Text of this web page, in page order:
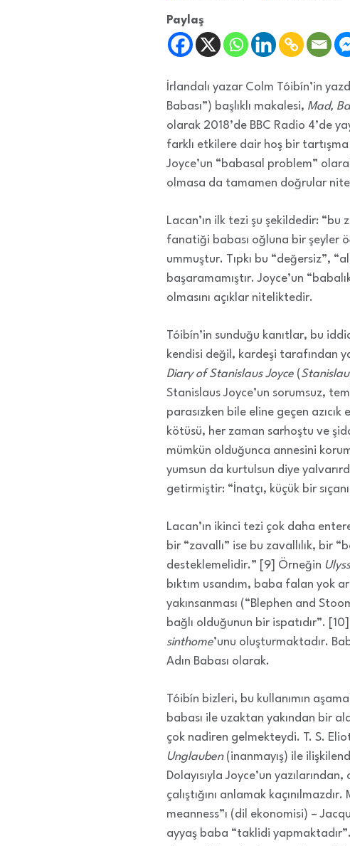
Paylaş
İrlandalı yazar Colm Tóibín’in
Babası”) başlıklı makalesi, Mad,
olarak 2018’de BBC Radio 4’de
farklı etkilere dair hoş bir tartışma
Joyce’un “babasal problem”
olmasa da tamamen doğrular
Lacan’ın ilk tezi şu şekildedir:
fanatiği babası oğluna bir şeyler
ummuştur. Tıpkı bu “değersiz”,
başaramamıştır. Joyce’un
olmasını açıklar niteliktedir.
Tóibín’in sunduğu kanıtlar, bu
kendisi değil, kardeşi tarafından
Diary of Stanislaus Joyce (
Stanislaus Joyce’un sorumsuz,
parasızken bile eline geçen
kötüsü, her zaman sarhoştu ve
mümkün olduğunca annesini
yumsun da kurtulsun diye
getirmiştir: “İnatçı, küçük bir
Lacan’ın ikinci tezi çok daha
bir “zavallı” ise bu zavallılık, bir
desteklemelidir.” [9] Örneğin
bıktım usandım, baba falan yok
yakınsanması (“Blephen and
bağlı olduğunun bir ispatıdır”.
sinthome’unu oluşturmaktadır.
Adın Babası olarak.
Tóibín bizleri, bu kullanımın
babası ile uzaktan yakından bir
çok nadiren gelmekteydi. T. S.
Unglauben (inanmayış) ile
Dolayısıyla Joyce’un
çalıştığını anlamak kaçınılmazdır.
meanness”ı (dil ekonomisi) –
ayyaş baba “taklidi